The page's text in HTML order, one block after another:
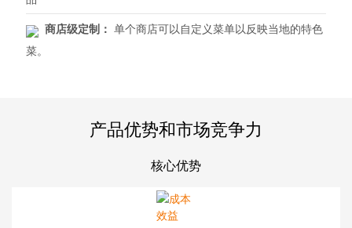
商店级定制： 单个商店可以自定义菜单以反映当地的特色
菜。
产品优势和市场竞争力
核心优势